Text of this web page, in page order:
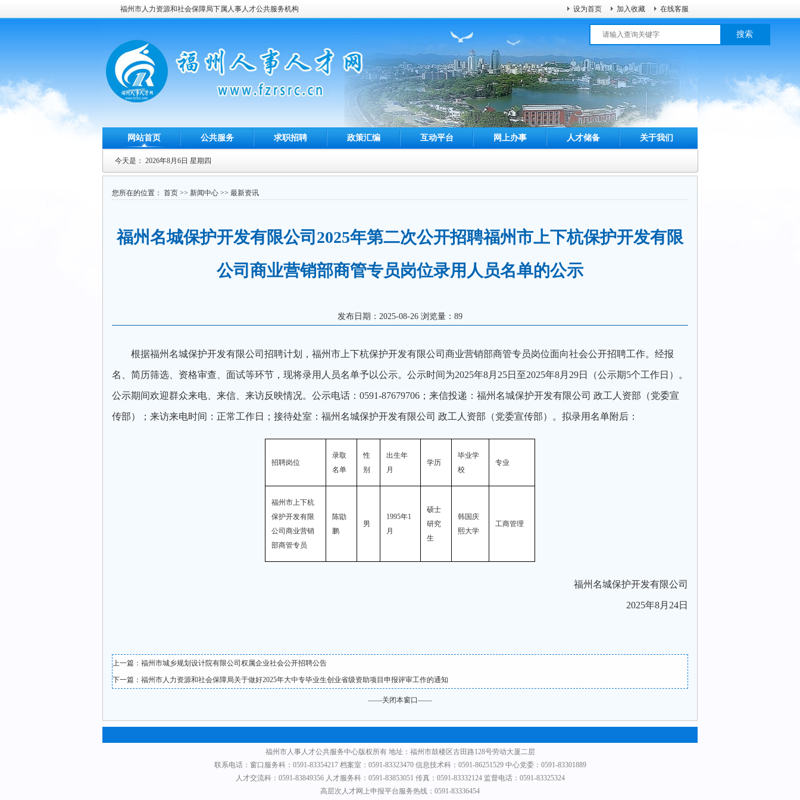
福州市人力资源和社会保障局下属人事人才公共服务机构 设为首页 加入收藏 在线客服
搜索
网站首页 公共服务 求职招聘 政策汇编 互动平台 网上办事 人才储备 关于我们
今天是： 2026年8月6日 星期四
您所在的位置： 首页 >> 新闻中心 >> 最新资讯
福州名城保护开发有限公司2025年第二次公开招聘福州市上下杭保护开发有限
公司商业营销部商管专员岗位录用人员名单的公示
发布日期：2025-08-26 浏览量： 89
根据福州名城保护开发有限公司招聘计划， 福州市上下杭保护开发有限公司商业营销部商管专员岗位面向社会公开招聘工作。经报
名、简历筛选、资格审查、面试等环节，现将录用人员名单予以公示。公示时间为2025年8月 25日至2025年8月 29日（公示期5个工作日）。
公示期间欢迎群众来电、来信、来访反映情况。公示电话： 0591-87679706 ；来信投递：福州名城保护开发有限公司 政工人资部（党委宣
传部）；来访来电时间：正常工作日；接待处室：福州名城保护开发有限公司 政工人资部（党委宣传部）。拟录用名单附后：
招聘岗位
录取
名单
性
别
出生年
月
学历
毕业学
校
专业
福州市上下杭
保护开发有限
公司商业营销
部商管专员
陈勖
鹏
男
1995年1
月
硕士
研究
生
韩国庆
熙大学
工商管理
福州名城保护开发有限公司
2025年8月 24日
上一篇： 福州市城乡规划设计院有限公司权属企业社会公开招聘公告
下一篇： 福州市人力资源和社会保障局关于做好2025年大中专毕业生创业省级资助项目申报评审工作的通知
——关闭本窗口——
福州市人事人才公共服务中心版权所有 地址：福州市鼓楼区古田路128号劳动大厦二层
联系电话：窗口服务科：0591-83354217 档案室：0591-83323470 信息技术科：0591-86251529 中心党委：0591-83301889
人才交流科：0591-83849356 人才服务科：0591-83853051 传真：0591-83332124 监督电话：0591-83325324
高层次人才网上申报平台服务热线：0591-83336454